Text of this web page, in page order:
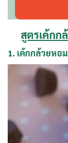
สูตรเค้กก
1. เค้กกล้วยหอ